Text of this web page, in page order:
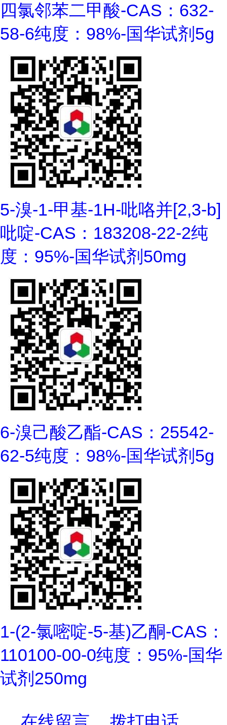
四氯邻苯二甲酸-CAS：632-
58-6纯度：98%-国华试剂5g
5-溴-1-甲基-1H-吡咯并[2,3-b]
吡啶-CAS：183208-22-2纯
度：95%-国华试剂50mg
6-溴己酸乙酯-CAS：25542-
62-5纯度：98%-国华试剂5g
1-(2-氯嘧啶-5-基)乙酮-CAS：
110100-00-0纯度：95%-国华
试剂250mg